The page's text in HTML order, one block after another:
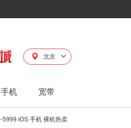
北京
手机 宽带
5999 iOS 手机 裸机热卖